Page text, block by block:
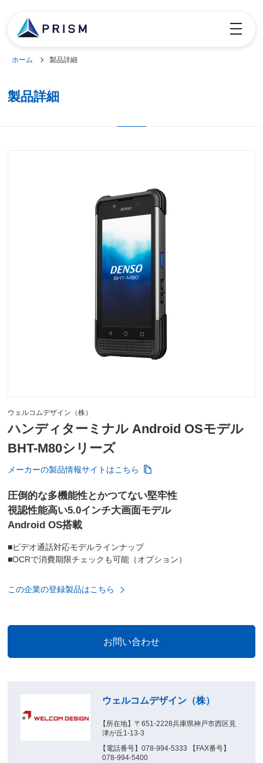
toggle
ホーム 製品詳細
製品詳細
ウェルコムデザイン（株）
ハンディターミナル Android OSモデル
BHT-M80シリーズ
メーカーの製品情報サイトはこちら
圧倒的な多機能性とかつてない堅牢性
視認性能高い5.0インチ大画面モデル
Android OS搭載
■ビデオ通話対応モデルラインナップ
■OCRで消費期限チェックも可能（オプション）
この企業の登録製品はこちら
ウェルコムデザイン（株）
【所在地】〒651-2228兵庫県神戸市西区見
津が丘1-13-3
【電話番号】078-994-5333 【FAX番号】
078-994-5400